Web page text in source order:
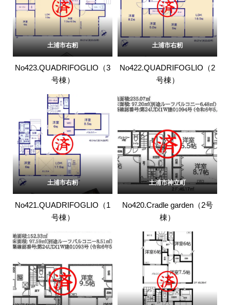
土浦市右籾
No423.QUADRIFOGLIO（3
号棟）
土浦市右籾
No422.QUADRIFOGLIO（2
号棟）
土浦市右籾
No421.QUADRIFOGLIO（1
号棟）
土浦市神立町
No420.Cradle garden（2号
棟）